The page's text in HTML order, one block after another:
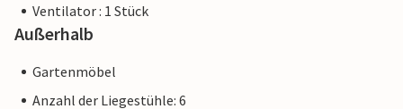
Ventilator : 1 Stück
Außerhalb
Gartenmöbel
Anzahl der Liegestühle: 6